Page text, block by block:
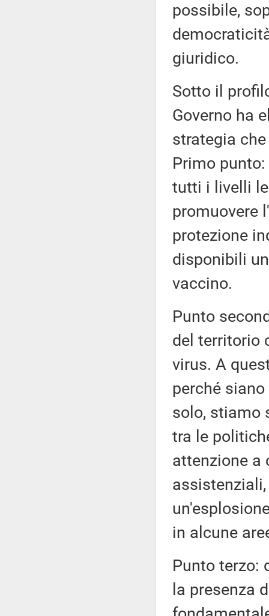
possibile,
giuridico.
Sotto il
Governo ha
strategia
Primo
tutti i livelli
promuovere
protezione
disponibili
vaccino.
Punto
del territorio
virus. A
perché
solo, stiamo
tra le
attenzione a
in alcune
Punto terzo:
la presenza